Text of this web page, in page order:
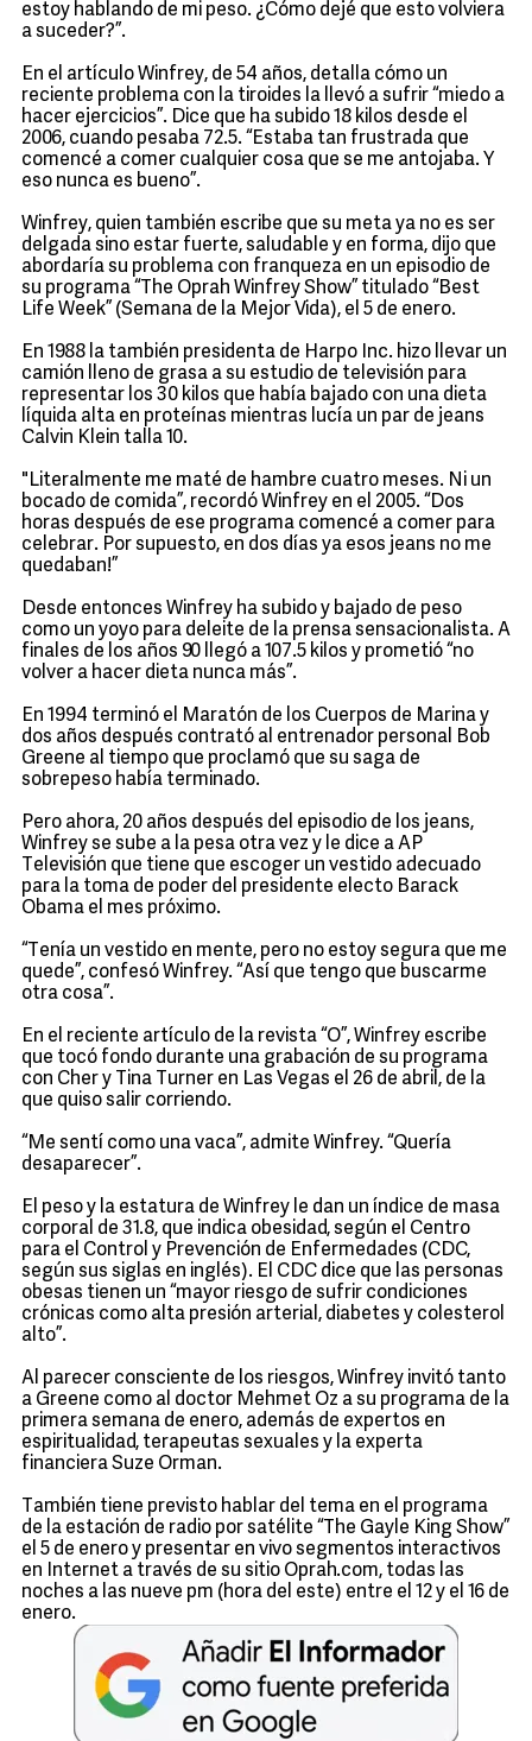
estoy hablando de mi peso. ¿Cómo dejé que esto volviera
a suceder?”.
En el artículo Winfrey, de 54 años, detalla cómo un
reciente problema con la tiroides la llevó a sufrir “miedo a
hacer ejercicios”. Dice que ha subido 18 kilos desde el
2006, cuando pesaba 72.5. “Estaba tan frustrada que
comencé a comer cualquier cosa que se me antojaba. Y
eso nunca es bueno”.
Winfrey, quien también escribe que su meta ya no es ser
delgada sino estar fuerte, saludable y en forma, dijo que
abordaría su problema con franqueza en un episodio de
su programa “The Oprah Winfrey Show” titulado “Best
Life Week” (Semana de la Mejor Vida), el 5 de enero.
En 1988 la también presidenta de Harpo Inc. hizo llevar un
camión lleno de grasa a su estudio de televisión para
representar los 30 kilos que había bajado con una dieta
líquida alta en proteínas mientras lucía un par de jeans
Calvin Klein talla 10.
"Literalmente me maté de hambre cuatro meses. Ni un
bocado de comida”, recordó Winfrey en el 2005. “Dos
horas después de ese programa comencé a comer para
celebrar. Por supuesto, en dos días ya esos jeans no me
quedaban!”
Desde entonces Winfrey ha subido y bajado de peso
como un yoyo para deleite de la prensa sensacionalista. A
finales de los años 90 llegó a 107.5 kilos y prometió “no
volver a hacer dieta nunca más”.
En 1994 terminó el Maratón de los Cuerpos de Marina y
dos años después contrató al entrenador personal Bob
Greene al tiempo que proclamó que su saga de
sobrepeso había terminado.
Pero ahora, 20 años después del episodio de los jeans,
Winfrey se sube a la pesa otra vez y le dice a AP
Televisión que tiene que escoger un vestido adecuado
para la toma de poder del presidente electo Barack
Obama el mes próximo.
“Tenía un vestido en mente, pero no estoy segura que me
quede”, confesó Winfrey. “Así que tengo que buscarme
otra cosa”.
En el reciente artículo de la revista “O”, Winfrey escribe
que tocó fondo durante una grabación de su programa
con Cher y Tina Turner en Las Vegas el 26 de abril, de la
que quiso salir corriendo.
“Me sentí como una vaca”, admite Winfrey. “Quería
desaparecer”.
El peso y la estatura de Winfrey le dan un índice de masa
corporal de 31.8, que indica obesidad, según el Centro
para el Control y Prevención de Enfermedades (CDC,
según sus siglas en inglés). El CDC dice que las personas
obesas tienen un “mayor riesgo de sufrir condiciones
crónicas como alta presión arterial, diabetes y colesterol
alto”.
Al parecer consciente de los riesgos, Winfrey invitó tanto
a Greene como al doctor Mehmet Oz a su programa de la
primera semana de enero, además de expertos en
espiritualidad, terapeutas sexuales y la experta
financiera Suze Orman.
También tiene previsto hablar del tema en el programa
de la estación de radio por satélite “The Gayle King Show”
el 5 de enero y presentar en vivo segmentos interactivos
en Internet a través de su sitio Oprah.com, todas las
noches a las nueve pm (hora del este) entre el 12 y el 16 de
enero.